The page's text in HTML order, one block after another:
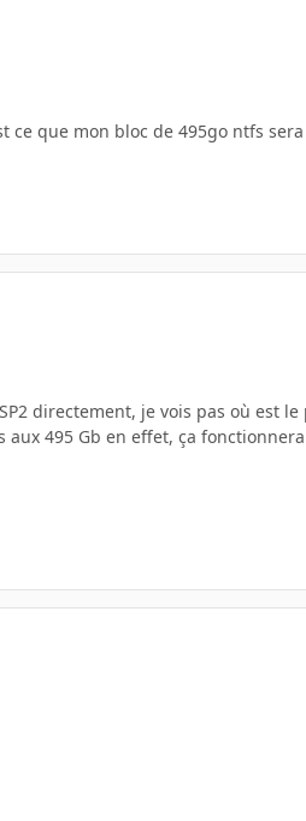
que mon bloc de 495go ntfs
directement, je vois pas où est le
495 Gb en effet, ça